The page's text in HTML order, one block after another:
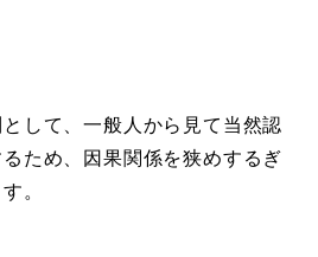
して、一般人から見て当然認
ため、因果関係を狭めするぎ
。